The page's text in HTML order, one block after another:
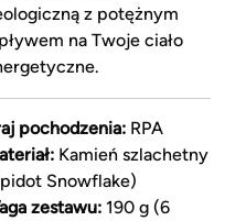
z potężnym
na Twoje ciało
pochodzenia:RPA
Kamień szlachetny
Snowflake)
zestawu:190 g (6